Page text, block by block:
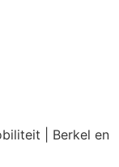
| Berkel en